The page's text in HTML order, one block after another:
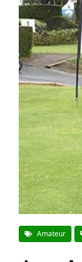
Amateur